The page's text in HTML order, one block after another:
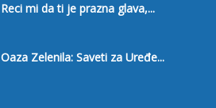
Reci mi da ti je prazna glava,...
Oaza Zelenila: Saveti za Uređe...